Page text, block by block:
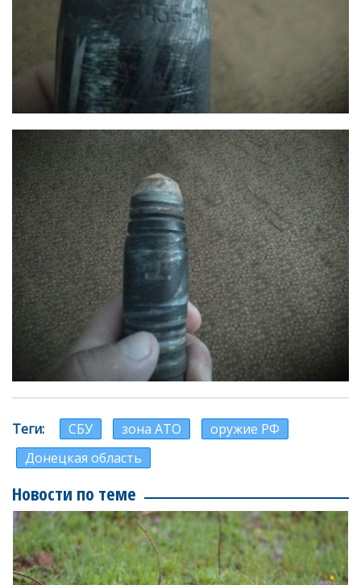
Теги СБУ зона АТО
оружие РФ
Донецкая область
Новости по теме